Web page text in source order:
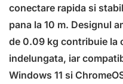
conectare rapida si
pana la 10 m. Designul
de 0.09 kg contribuie la
indelungata, iar
Windows 11 si